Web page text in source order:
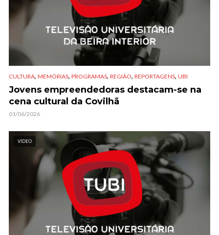
CULTURA, MEMÓRIAS, PROGRAMAS, REGIÃO, REPORTAGENS, UBI
Jovens empreendedoras destacam-se na
cena cultural da Covilhã
01/06/2026
VÍDEO